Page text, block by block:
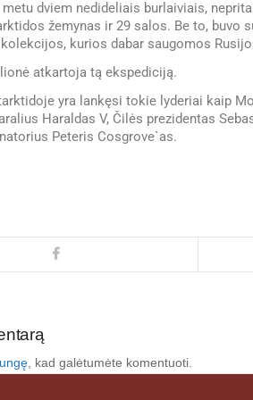
dviem nedideliais burlaiviais,
žemynas ir 29 salos. Be to, buvo
kurios dabar saugomos
atkartoja tą ekspediciją.
yra lankęsi tokie lyderiai kaip
Haraldas V, Čilės prezidentas
Peteris Cosgrove`as.
, kad galėtumėte komentuoti.